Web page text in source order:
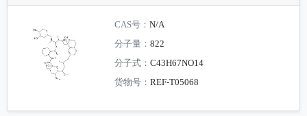
CAS号：N/A
分子量：822
分子式：C43H67NO14
货物号：REF-T05068